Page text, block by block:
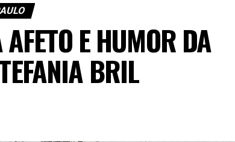
E HUMOR DA
BRIL